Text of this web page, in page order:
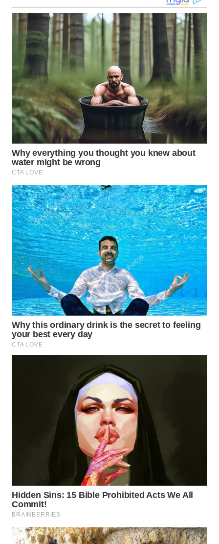
WN
KALTARA
WN
KALSEL
WN
KALTIM
WN
SULSEL
WN
GORONTALO
WN
SULUT
WN
MALUKU
WN
MALUT
WN
DAIRI
WN
DANAU
TOBA
WN
TANJUNG